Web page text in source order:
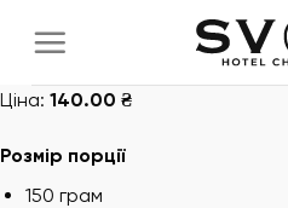
Ціна: 140.00 ₴
Розмір порції
150 грам